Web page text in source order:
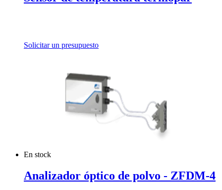
Solicitar un presupuesto
En stock
Analizador óptico de polvo - ZFDM-4